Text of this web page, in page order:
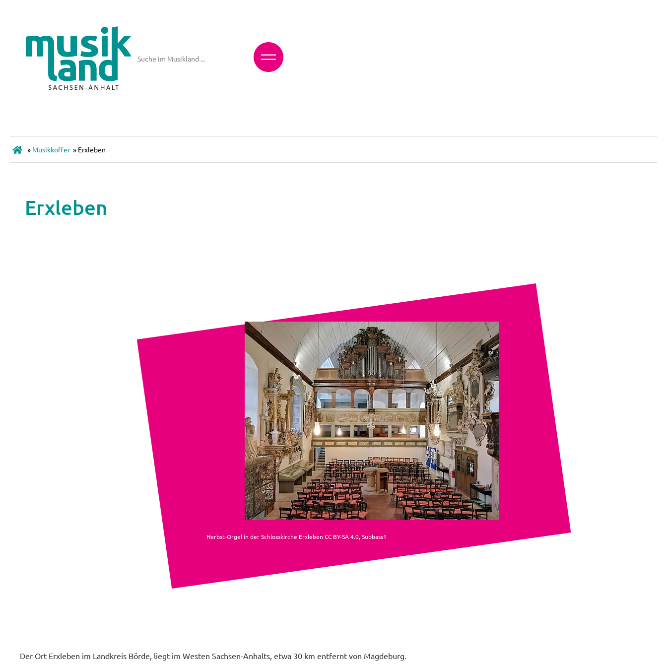
» Musikkoffer » Erxleben
Erxleben
Herbst-Orgel in der Schlosskirche Erxleben CC BY-SA 4.0, Subbass1
Der Ort Erxleben im Landkreis Börde, liegt im Westen Sachsen-Anhalts, etwa 30 km entfernt von Magdeburg.